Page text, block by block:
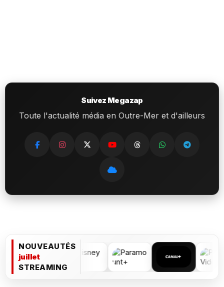
Suivez Megazap
Toute l'actualité média en Outre-Mer et d'ailleurs
NOUVEAUTÉS
juillet
STREAMING